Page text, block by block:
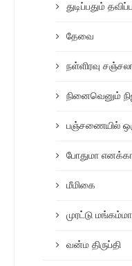
துடிப்பதும்
தேவை
நள்ளிரவு
நினைவெனும்
பஞ்சணையில்
போதுமா
மீமிகை
முரட்டு மங்கம்மா
வன்ம திருப்தி